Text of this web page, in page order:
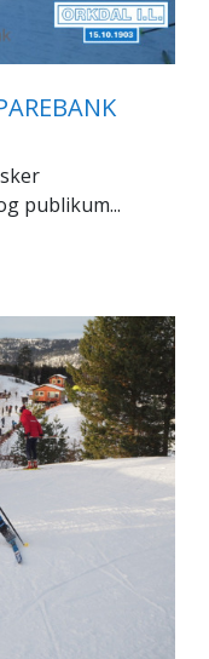
publikum...